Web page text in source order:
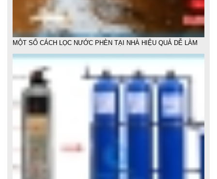
LẮP ĐẶT HỆ THỐNG LỌC NƯỚC SINH HOẠT GIA ĐÌNH